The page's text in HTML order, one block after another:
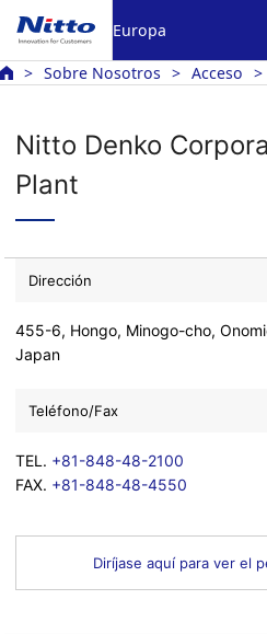
Europa
Sobre Nosotros Acceso
Nitto Denko
Plant
Dirección
455-6, Hongo, Minogo-cho,
Japan
Teléfono/Fax
TEL. +81-848-48-2100
FAX. +81-848-48-4550
Diríjase aquí para ver el